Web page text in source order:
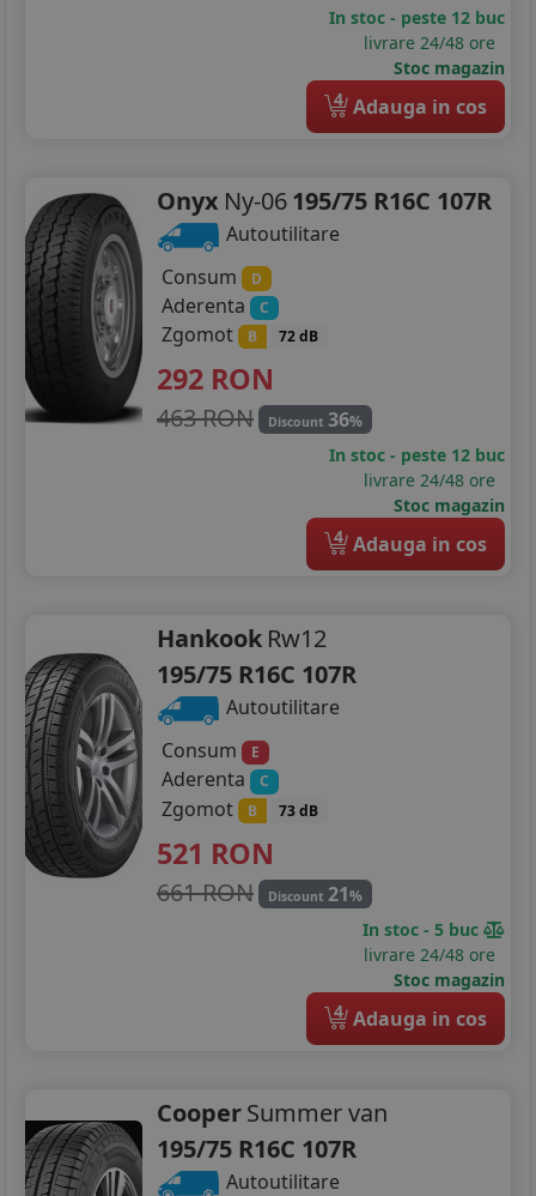
205/40R18
215/45R18
225/40R18
225/45R18
225/55R18
235/40R19
235/50R19
In stoc - peste 12 buc
livrare 24/48 ore
Stoc magazin
4 Adauga in cos
Onyx Ny-06195/75 R16C 107R
Autoutilitare
Consum
D
Aderenta C
Zgomot B 72 dB
292 RON
463 RON Discount 36%
In stoc - peste 12 buc
livrare 24/48 ore
Stoc magazin
4 Adauga in cos
Hankook Rw12
195/75 R16C 107R
Autoutilitare
Consum
E
Aderenta C
Zgomot B 73 dB
521 RON
661 RON Discount 21%
In stoc - 5 buc
livrare 24/48 ore
Stoc magazin
4 Adauga in cos
CooperSummer van
195/75 R16C 107R
Autoutilitare